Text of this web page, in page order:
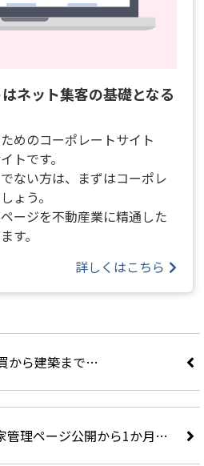
ネット集客の基礎となる
めのコーポレートサイト
トです。
ない方は、まずはコーポレ
ょう。
ージを不動産業に精通した
す。
詳しくはこちら
から建築まで…
管理ページ公開から1か月…